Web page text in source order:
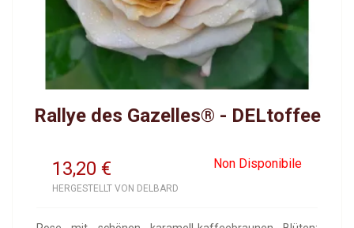
Rallye des Gazelles® - DELtoffee
13,20 Non Disponibile
€
HERGESTELLT VON DELBARD